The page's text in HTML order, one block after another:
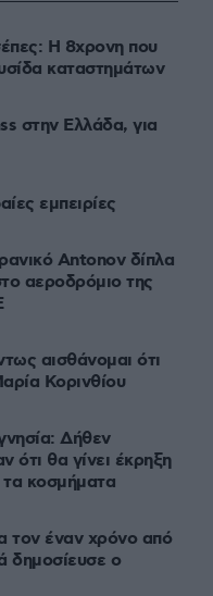
Η 8χρονη που
καταστημάτων
στην Ελλάδα, για
εμπειρίες
Antonov δίπλα
αεροδρόμιο της
αισθάνομαι ότι
Κορινθίου
Δήθεν
ότι θα γίνει έκρηξη
τα κοσμήματα
τον έναν χρόνο από
δημοσίευσε ο